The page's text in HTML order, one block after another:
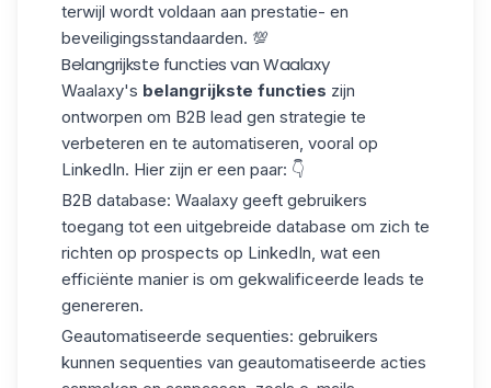
terwijl wordt voldaan aan prestatie- en
beveiligingsstandaarden. 💯
Belangrijkste functies van Waalaxy
Waalaxy's belangrijkste functies zijn
ontworpen om B2B lead gen strategie te
verbeteren en te automatiseren, vooral op
LinkedIn. Hier zijn er een paar: 👇
B2B database: Waalaxy geeft gebruikers
toegang tot een uitgebreide database om zich te
richten op prospects op LinkedIn, wat een
efficiënte manier is om gekwalificeerde leads te
genereren.
Geautomatiseerde sequenties: gebruikers
kunnen sequenties van geautomatiseerde acties